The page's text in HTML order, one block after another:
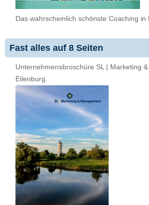
Das wahrscheinlich schönste Coaching in
Fast alles auf 8 Seiten
Unternehmensbroschüre SL | Marketing
Eilenburg.